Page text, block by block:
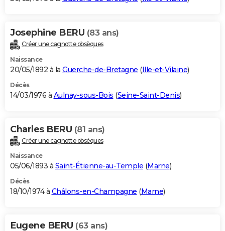
Josephine BERU (83 ans)
Créer une cagnotte obsèques
Naissance
20/05/1892 à la Guerche-de-Bretagne (Ille-et-Vilaine)
Décès
14/03/1976 à Aulnay-sous-Bois (Seine-Saint-Denis)
Charles BERU (81 ans)
Créer une cagnotte obsèques
Naissance
05/06/1893 à Saint-Étienne-au-Temple (Marne)
Décès
18/10/1974 à Châlons-en-Champagne (Marne)
Eugene BERU (63 ans)